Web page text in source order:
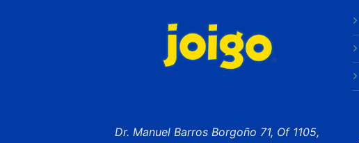
Dr. Manuel Barros Borgoño 71, Of 1105,